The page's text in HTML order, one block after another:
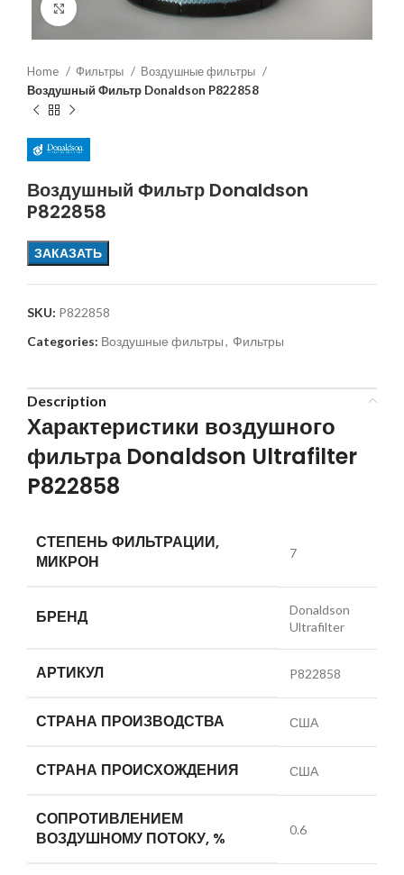
Увеличить
Home Фильтры
Воздушные фильтры
Воздушный Фильтр Donaldson P822858
Воздушный Фильтр Donaldson
P822858
ЗАКАЗАТЬ
SKU: P822858
Categories: Воздушные фильтры, Фильтры
Description
Характеристики воздушного
фильтра Donaldson Ultrafilter
P822858
СТЕПЕНЬ ФИЛЬТРАЦИИ,
МИКРОН
7
БРЕНД
Donaldson
Ultrafilter
АРТИКУЛ P822858
СТРАНА ПРОИЗВОДСТВА США
СТРАНА ПРОИСХОЖДЕНИЯ США
СОПРОТИВЛЕНИЕМ
ВОЗДУШНОМУ ПОТОКУ, %
0.6